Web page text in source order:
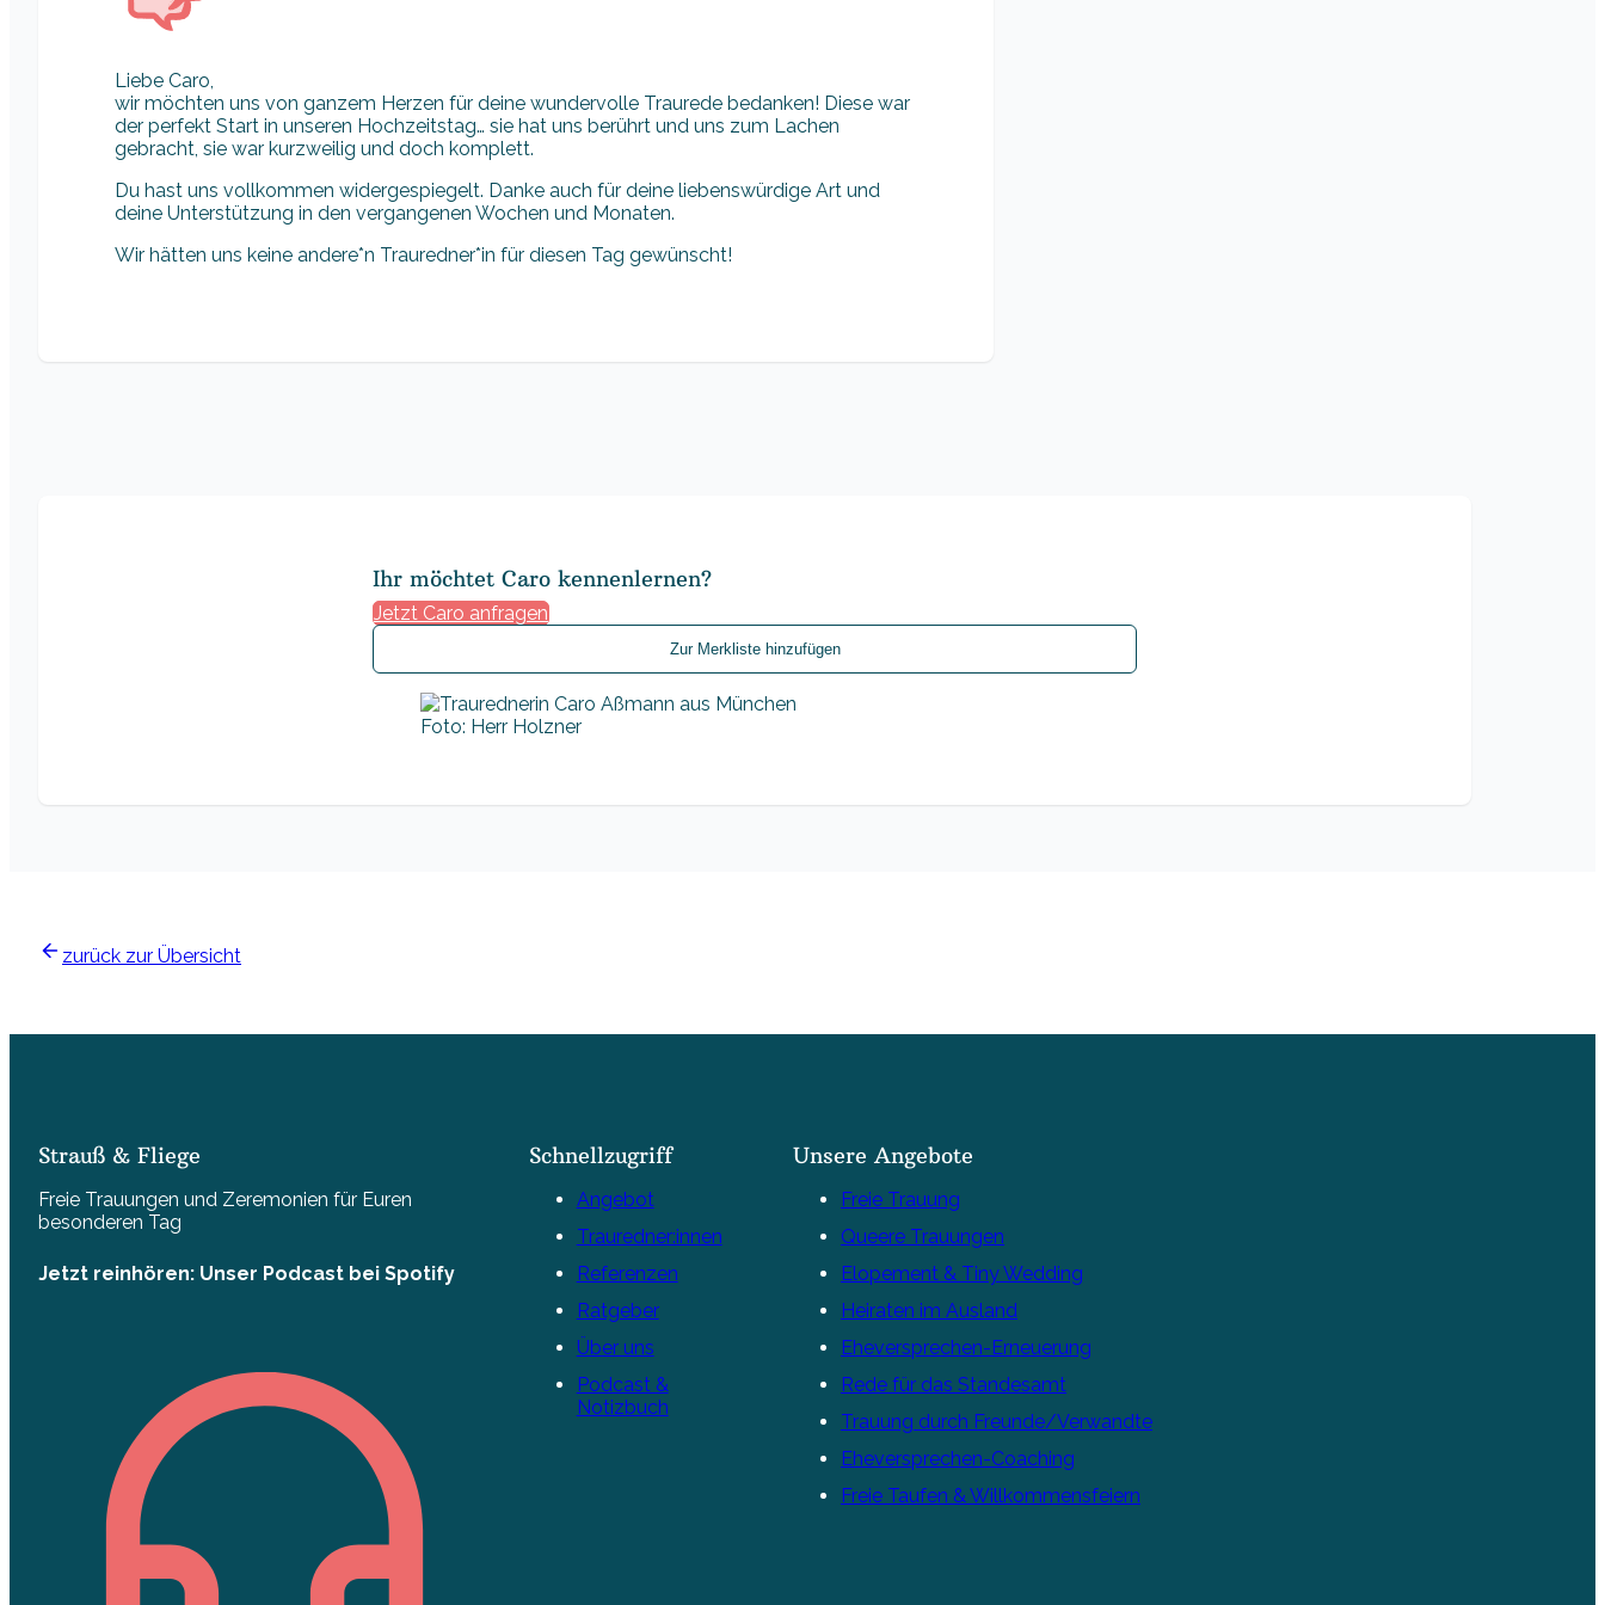
Liebe Caro,
wir möchten uns von ganzem Herzen für deine wundervolle Traurede bedanken! Diese war
der perfekt Start in unseren Hochzeitstag… sie hat uns berührt und uns zum Lachen
gebracht, sie war kurzweilig und doch komplett.
Du hast uns vollkommen widergespiegelt. Danke auch für deine liebenswürdige Art und
deine Unterstützung in den vergangenen Wochen und Monaten.
Wir hätten uns keine andere*n Trauredner*in für diesen Tag gewünscht!
Ihr möchtet Caro kennenlernen?
Jetzt Caro anfragen
Zur Merkliste hinzufügen
Foto: Herr Holzner
zurück zur Übersicht
Strauß & Fliege
Freie Trauungen und Zeremonien für Euren
besonderen Tag
Jetzt reinhören: Unser Podcast bei Spotify
Schnellzugriff
Angebot
Trauredner:innen
Referenzen
Ratgeber
Über uns
Podcast &
Notizbuch
Unsere Angebote
Freie Trauung
Queere Trauungen
Elopement & Tiny Wedding
Heiraten im Ausland
Eheversprechen-Erneuerung
Rede für das Standesamt
Trauung durch Freunde/Verwandte
Eheversprechen-Coaching
Freie Taufen & Willkommensfeiern